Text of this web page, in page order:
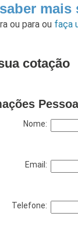
ou paraou faça
cotação
Nome:
Email:
Telefone: